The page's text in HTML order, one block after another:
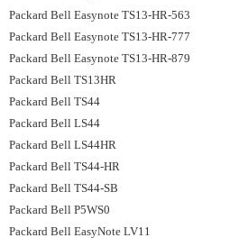
Packard Bell Easynote TS13-HR-563
Packard Bell Easynote TS13-HR-777
Packard Bell Easynote TS13-HR-879
Packard Bell TS13HR
Packard Bell TS44
Packard Bell LS44
Packard Bell LS44HR
Packard Bell TS44-HR
Packard Bell TS44-SB
Packard Bell P5WS0
Packard Bell EasyNote LV11